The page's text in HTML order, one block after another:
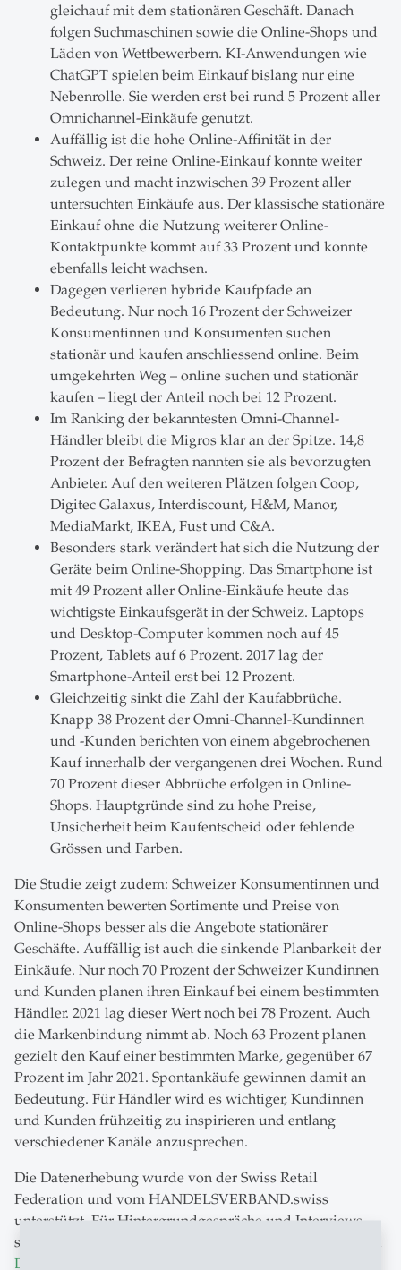
gleichauf mit dem stationären Geschäft. Danach
folgen Suchmaschinen sowie die Online-Shops und
Läden von Wettbewerbern. KI-Anwendungen wie
ChatGPT spielen beim Einkauf bislang nur eine
Nebenrolle. Sie werden erst bei rund 5 Prozent aller
Omnichannel-Einkäufe genutzt.
Auffällig ist die hohe Online-Affinität in der
Schweiz. Der reine Online-Einkauf konnte weiter
zulegen und macht inzwischen 39 Prozent aller
untersuchten Einkäufe aus. Der klassische stationäre
Einkauf ohne die Nutzung weiterer Online-
Kontaktpunkte kommt auf 33 Prozent und konnte
ebenfalls leicht wachsen.
Dagegen verlieren hybride Kaufpfade an
Bedeutung. Nur noch 16 Prozent der Schweizer
Konsumentinnen und Konsumenten suchen
stationär und kaufen anschliessend online. Beim
umgekehrten Weg – online suchen und stationär
kaufen – liegt der Anteil noch bei 12 Prozent.
Im Ranking der bekanntesten Omni-Channel-
Händler bleibt die Migros klar an der Spitze. 14,8
Prozent der Befragten nannten sie als bevorzugten
Anbieter. Auf den weiteren Plätzen folgen Coop,
Digitec Galaxus, Interdiscount, H&M, Manor,
MediaMarkt, IKEA, Fust und C&A.
Besonders stark verändert hat sich die Nutzung der
Geräte beim Online-Shopping. Das Smartphone ist
mit 49 Prozent aller Online-Einkäufe heute das
wichtigste Einkaufsgerät in der Schweiz. Laptops
und Desktop-Computer kommen noch auf 45
Prozent, Tablets auf 6 Prozent. 2017 lag der
Smartphone-Anteil erst bei 12 Prozent.
Gleichzeitig sinkt die Zahl der Kaufabbrüche.
Knapp 38 Prozent der Omni-Channel-Kundinnen
und -Kunden berichten von einem abgebrochenen
Kauf innerhalb der vergangenen drei Wochen. Rund
70 Prozent dieser Abbrüche erfolgen in Online-
Shops. Hauptgründe sind zu hohe Preise,
Unsicherheit beim Kaufentscheid oder fehlende
Grössen und Farben.
Die Studie zeigt zudem: Schweizer Konsumentinnen und
Konsumenten bewerten Sortimente und Preise von
Online-Shops besser als die Angebote stationärer
Geschäfte. Auffällig ist auch die sinkende Planbarkeit der
Einkäufe. Nur noch 70 Prozent der Schweizer Kundinnen
und Kunden planen ihren Einkauf bei einem bestimmten
Händler. 2021 lag dieser Wert noch bei 78 Prozent. Auch
die Markenbindung nimmt ab. Noch 63 Prozent planen
gezielt den Kauf einer bestimmten Marke, gegenüber 67
Prozent im Jahr 2021. Spontankäufe gewinnen damit an
Bedeutung. Für Händler wird es wichtiger, Kundinnen
und Kunden frühzeitig zu inspirieren und entlang
verschiedener Kanäle anzusprechen.
Die Datenerhebung wurde von der Swiss Retail
Federation und vom HANDELSVERBAND.swiss
unterstützt. Für Hintergrundgespräche und Interviews
stehen die Studienautoren
Dr. Christopher Schraml